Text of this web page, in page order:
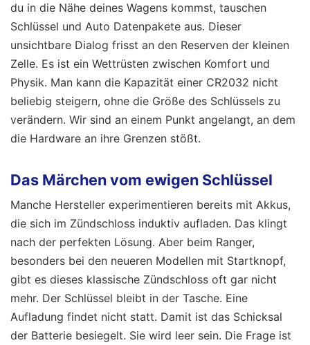
du in die Nähe deines Wagens kommst, tauschen
Schlüssel und Auto Datenpakete aus. Dieser
unsichtbare Dialog frisst an den Reserven der kleinen
Zelle. Es ist ein Wettrüsten zwischen Komfort und
Physik. Man kann die Kapazität einer CR2032 nicht
beliebig steigern, ohne die Größe des Schlüssels zu
verändern. Wir sind an einem Punkt angelangt, an dem
die Hardware an ihre Grenzen stößt.
Das Märchen vom ewigen Schlüssel
Manche Hersteller experimentieren bereits mit Akkus,
die sich im Zündschloss induktiv aufladen. Das klingt
nach der perfekten Lösung. Aber beim Ranger,
besonders bei den neueren Modellen mit Startknopf,
gibt es dieses klassische Zündschloss oft gar nicht
mehr. Der Schlüssel bleibt in der Tasche. Eine
Aufladung findet nicht statt. Damit ist das Schicksal
der Batterie besiegelt. Sie wird leer sein. Die Frage ist